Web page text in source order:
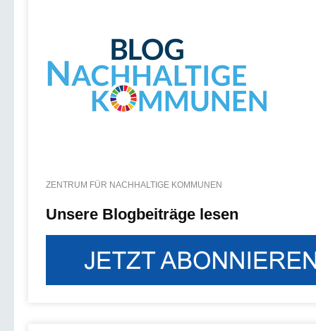
ZENTRUM FÜR NACHHALTIGE KOMMUNEN
Unsere Blogbeiträge lesen